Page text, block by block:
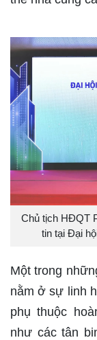
Chủ tịch HĐQT
tin tại Đại
Một trong
nằm ở sự linh
phụ thuộc
như các tân